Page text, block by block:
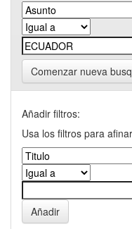
Comenzar nueva
Añadir filtros:
Usa los filtros para